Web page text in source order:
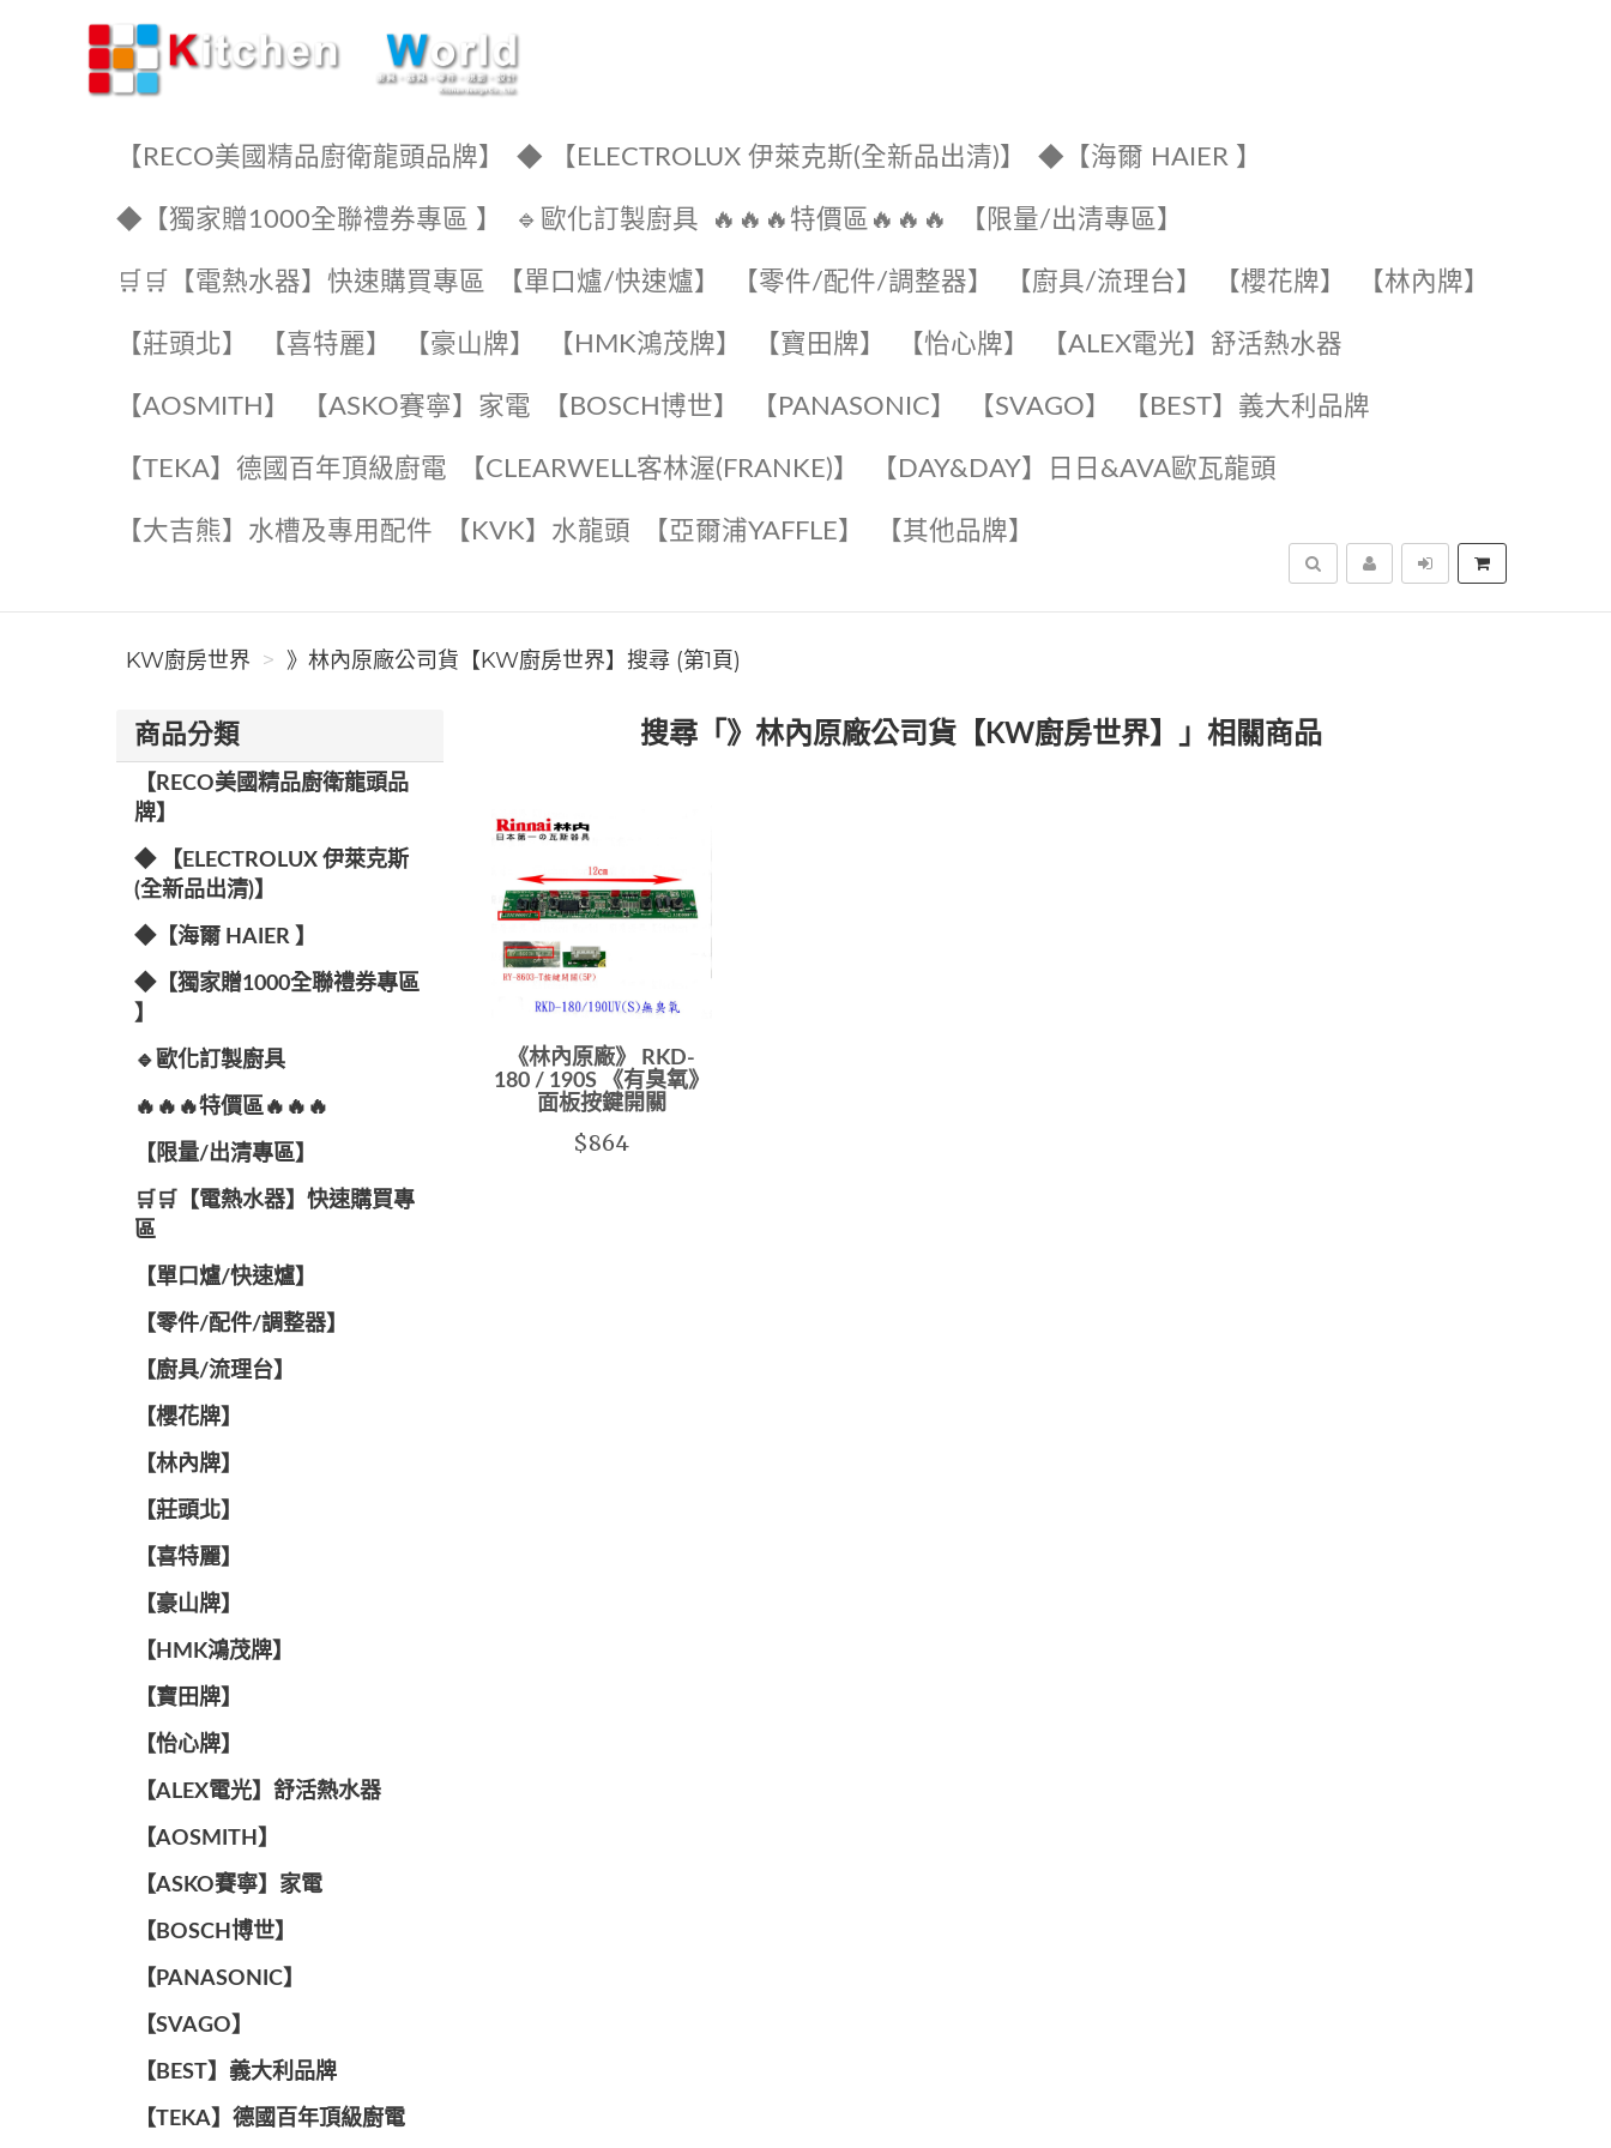
【RECO美國精品廚衛龍頭品牌】 ◆ 【ELECTROLUX 伊萊克斯(全新品出清)】 ◆【海爾 HAIER 】
◆【獨家贈1000全聯禮券專區 】 🔹歐化訂製廚具 🔥🔥🔥特價區🔥🔥🔥 【限量/出清專區】
🛒🛒【電熱水器】快速購買專區 【單口爐/快速爐】 【零件/配件/調整器】 【廚具/流理台】 【櫻花牌】 【林內牌】
【莊頭北】 【喜特麗】 【豪山牌】 【HMK鴻茂牌】 【寶田牌】 ️【怡心牌】️ ️️【ALEX電光】舒活熱水器️️
【AOSMITH】 【ASKO賽寧】家電 【BOSCH博世】 ️【PANASONIC】️ ️【SVAGO】️ ️【BEST】️義大利品牌
️【TEKA】️德國百年頂級廚電 ️【CLEARWELL客林渥(FRANKE)】️ ️【DAY&DAY】️日日&AVA歐瓦龍頭
【大吉熊】水槽及專用配件 ️【KVK】水龍頭️ 【亞爾浦YAFFLE】 ️【其他品牌】️
搜尋
KW廚房世界 》林內原廠公司貨【KW廚房世界】搜尋 (第1頁)
商品分類
【RECO美國精品廚衛龍頭品
牌】
◆ 【ELECTROLUX 伊萊克斯
(全新品出清)】
◆【海爾 HAIER 】
◆【獨家贈1000全聯禮券專區
】
🔹歐化訂製廚具
🔥🔥🔥特價區🔥🔥🔥
【限量/出清專區】
🛒🛒【電熱水器】快速購買專
區
【單口爐/快速爐】
【零件/配件/調整器】
【廚具/流理台】
【櫻花牌】
【林內牌】
【莊頭北】
【喜特麗】
【豪山牌】
【HMK鴻茂牌】
【寶田牌】
️【怡心牌】️
️️【ALEX電光】舒活熱水器️️
【AOSMITH】
【ASKO賽寧】家電
【BOSCH博世】
️【PANASONIC】️
️【SVAGO】️
️【BEST】️義大利品牌
️【TEKA】️德國百年頂級廚電
搜尋「》林內原廠公司貨【KW廚房世界】」相關商品
《林內原廠》 RKD-
180 / 190S 《有臭氧》
面板按鍵開關
$864